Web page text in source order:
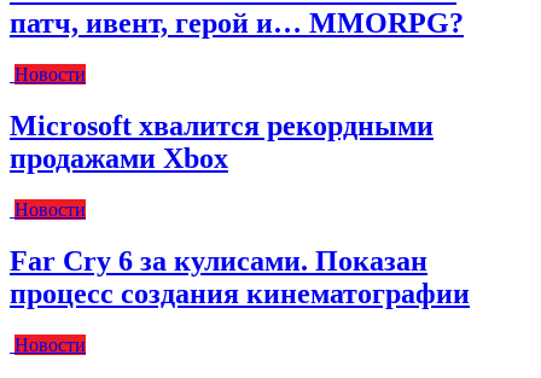
патч, ивент, герой и… MMORPG?
Новости
Microsoft хвалится рекордными
продажами Xbox
Новости
Far Cry 6 за кулисами. Показан
процесс создания кинематографии
Новости